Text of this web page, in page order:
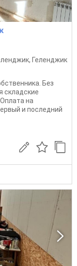
, Геленджик
Без
складские
на
и последний